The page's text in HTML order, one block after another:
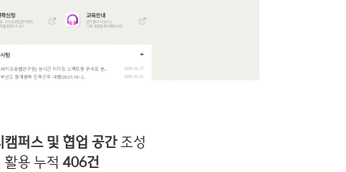
캠퍼스 및 협업 공간조성
용 누적 406건